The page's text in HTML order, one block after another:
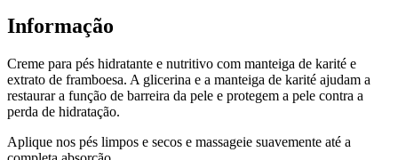
Informação
Creme para pés hidratante e nutritivo com manteiga de karité e
extrato de framboesa. A glicerina e a manteiga de karité ajudam a
restaurar a função de barreira da pele e protegem a pele contra a
perda de hidratação.
Aplique nos pés limpos e secos e massageie suavemente até a